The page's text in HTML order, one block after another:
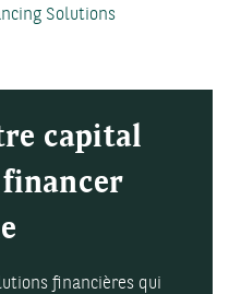
Solutions
capital
financières qui